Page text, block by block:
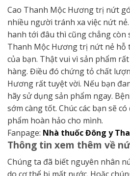
Cao Thanh Mộc Hương trị nứt
nhiều người tránh xa việc nứt
hanh tới đâu thì cũng chẳng còn
Thanh Mộc Hương trị nứt nẻ hỗ
của bạn. Thật vui vì sản phẩm
hàng. Điều đó chứng tỏ chất
Hương rất tuyệt vời. Nếu bạn
hãy sử dụng sản phẩm ngay.
sớm càng tốt. Chúc các bạn sẽ
phẩm hoàn hảo cho mình.
Fanpage: Nhà thuốc Đông y
Thông tin xem thêm về
Chúng ta đã biết nguyên nhân